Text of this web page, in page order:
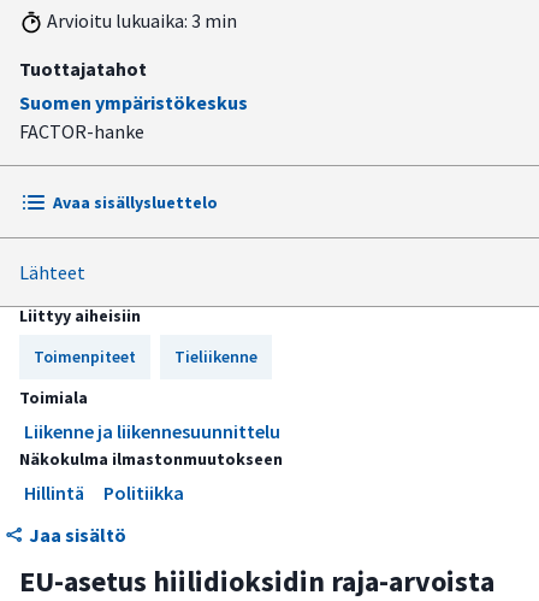
Arvioitu lukuaika: 3 min
Tuottajatahot
Suomen ympäristökeskus
FACTOR-hanke
Avaa sisällysluettelo
Toimenpiteen sisältö
Lähteet
Liittyy aiheisiin
Toimenpiteet
Tieliikenne
Toimiala
Liikenne ja liikennesuunnittelu
Näkokulma ilmastonmuutokseen
Hillintä
Politiikka
Jaa sisältö
EU-asetus hiilidioksidin raja-arvoista